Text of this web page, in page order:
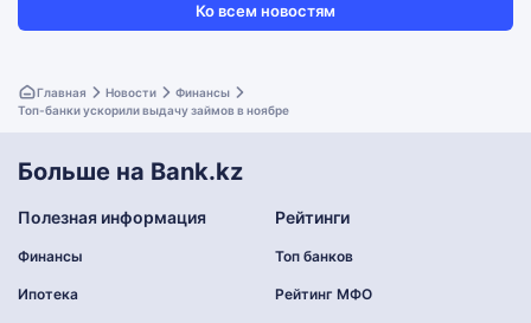
Ко всем новостям
Главная Новости
Финансы
Топ-банки ускорили выдачу займов в ноябре
Больше на Bank.kz
Полезная информация
Финансы
Ипотека
Рейтинги
Топ банков
Рейтинг МФО